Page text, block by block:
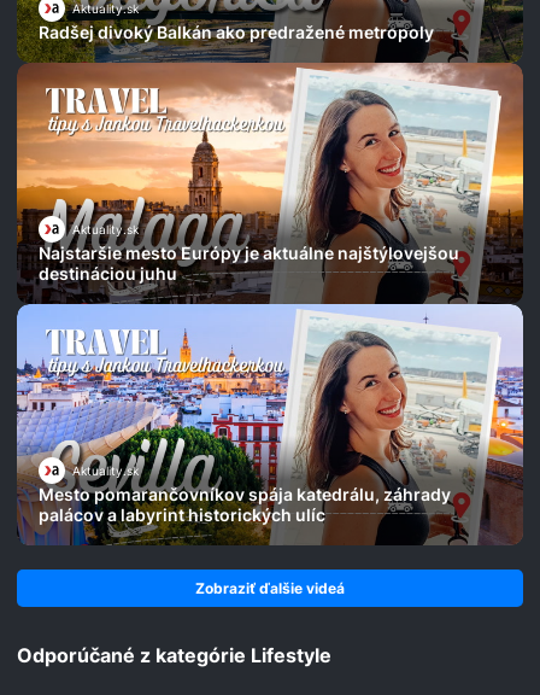
Aktuality.sk
Radšej divoký Balkán ako predražené metropoly
Aktuality.sk
Najstaršie mesto Európy je aktuálne najštýlovejšou
destináciou juhu
Aktuality.sk
Mesto pomarančovníkov spája katedrálu, záhrady
palácov a labyrint historických ulíc
Zobraziť ďalšie videá
Odporúčané z kategórie Lifestyle